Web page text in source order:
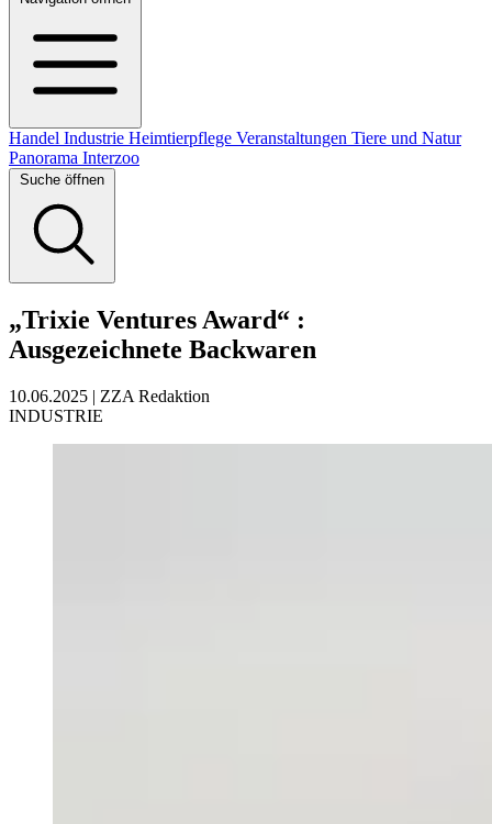
Handel Industrie Heimtierpflege Veranstaltungen Tiere und Natur
Panorama Interzoo
Suche öffnen
„Trixie Ventures Award“ :
Ausgezeichnete Backwaren
10.06.2025 | ZZA Redaktion
INDUSTRIE